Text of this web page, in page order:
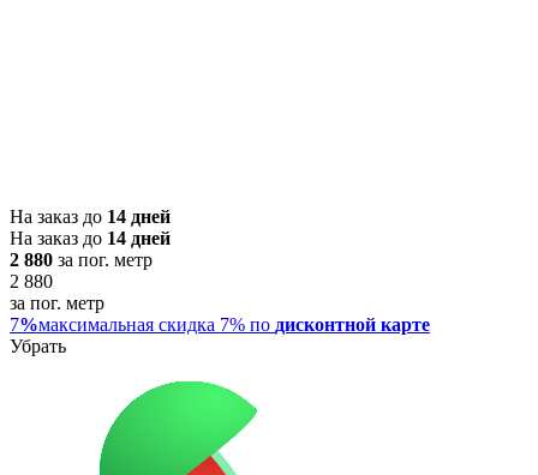
На заказ до 14 дней
На заказ до 14 дней
2 880 за пог. метр
2 880
за пог. метр
7%максимальная скидка 7% по дисконтной карте
Убрать